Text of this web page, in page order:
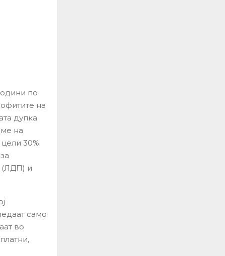
по
на
дупка
на
30%.
(ЛДП) и
само
во